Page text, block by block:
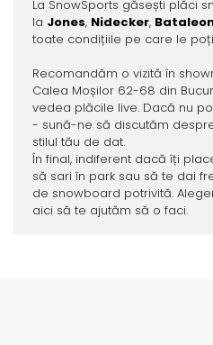
La SnowSports găsești plăci
la Jones, Nidecker,
toate condițiile pe care le
Recomandăm o vizită în
Calea Moșilor 62-68 din
vedea plăcile live. Dacă nu
- sună-ne să discutăm
stilul tău de dat.
În final, indiferent dacă îți
să sari în park sau să te dai
de snowboard potrivită.
aici să te ajutăm să o faci.